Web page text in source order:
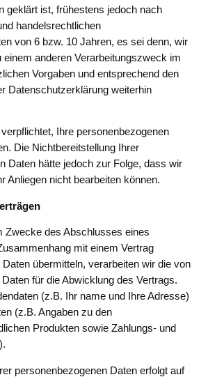
geklärt ist, frühestens jedoch nach
handelsrechtlichen
von 6 bzw. 10 Jahren, es sei denn, wir
einem anderen Verarbeitungszweck im
Vorgaben und entsprechend den
Datenschutzerklärung weiterhin
Ihre personenbezogenen
Die Nichtbereitstellung Ihrer
Daten hätte jedoch zur Folge, dass wir
Anliegen nicht bearbeiten können.
Zwecke des Abschlusses eines
mit einem Vertrag
übermitteln, verarbeiten wir die von
Daten für die Abwicklung des Vertrags.
(z.B. Ihr name und Ihre Adresse)
(z.B. Angaben zu den
Produkten sowie Zahlungs- und
personenbezogenen Daten erfolgt auf